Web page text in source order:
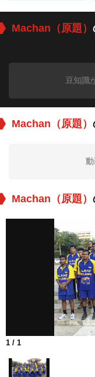
Machan（原題）
豆知識
Machan（原題）
動
Machan（原題）
1 / 1